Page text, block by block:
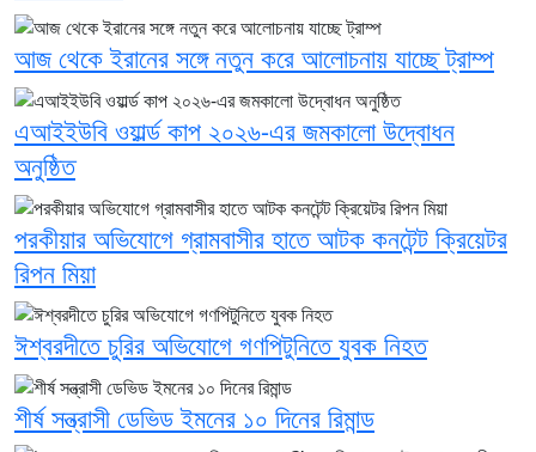
আজ থেকে ইরানের সঙ্গে নতুন করে আলোচনায় যাচ্ছে ট্রাম্প
এআইইউবি ওয়ার্ল্ড কাপ ২০২৬-এর জমকালো উদ্বোধন
অনুষ্ঠিত
পরকীয়ার অভিযোগে গ্রামবাসীর হাতে আটক কনটেন্ট ক্রিয়েটর
রিপন মিয়া
ঈশ্বরদীতে চুরির অভিযোগে গণপিটুনিতে যুবক নিহত
শীর্ষ সন্ত্রাসী ডেভিড ইমনের ১০ দিনের রিমান্ড